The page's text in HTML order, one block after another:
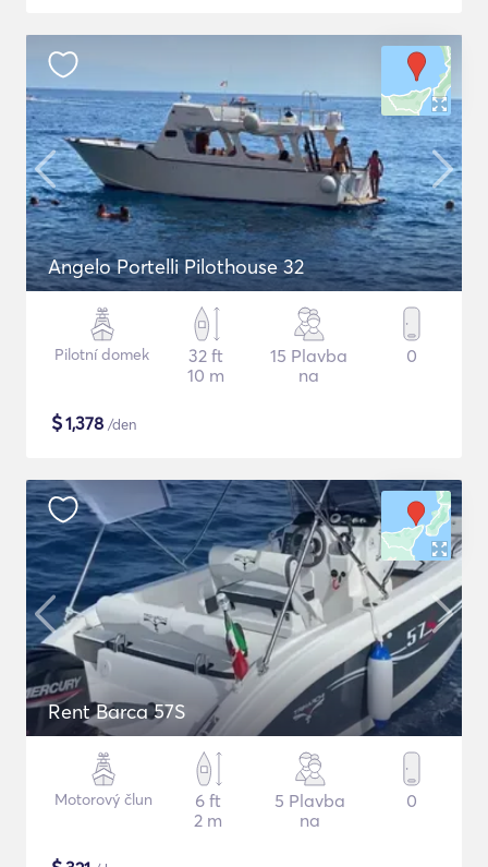
Angelo Portelli Pilothouse 32
Pilotní domek
32 ft
10 m
15 Plavba
na
0
$1,378 /den
Rent Barca 57S
Motorový člun
6 ft
2 m
5 Plavba
na
0